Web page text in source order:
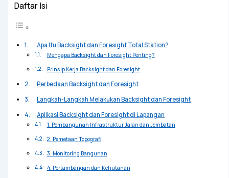
Daftar Isi
Apa Itu Backsight dan Foresight Total Station?
Mengapa Backsight dan Foresight Penting?
Prinsip Kerja Backsight dan Foresight
Perbedaan Backsight dan Foresight
Langkah-Langkah Melakukan Backsight dan Foresight
Aplikasi Backsight dan Foresight di Lapangan
1. Pembangunan Infrastruktur Jalan dan Jembatan
2. Pemetaan Topografi
3. Monitoring Bangunan
4. Pertambangan dan Kehutanan